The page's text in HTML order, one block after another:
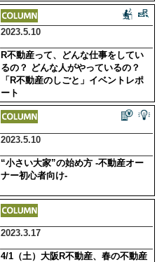
2023.5.10
R不動産って、どんな仕事をしてい
るの？ どんな人がやっているの？
「R不動産のしごと」イベントレポ
ート
2023.5.10
“小さい大家”の始め方 -不動産オー
ナー初心者向け-
2023.3.17
4/1（土）大阪R不動産、春の不動産